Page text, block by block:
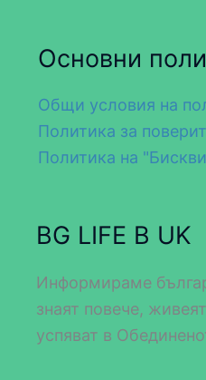
Основни
Общи условия на
Политика за
Политика на
BG LIFE В UK
Информираме
знаят повече,
успяват в